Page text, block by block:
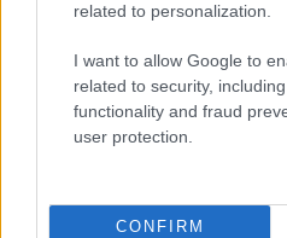
related to personalization.
I want to allow Google to
related to security,
functionality and fraud
user protection.
CONFIRM